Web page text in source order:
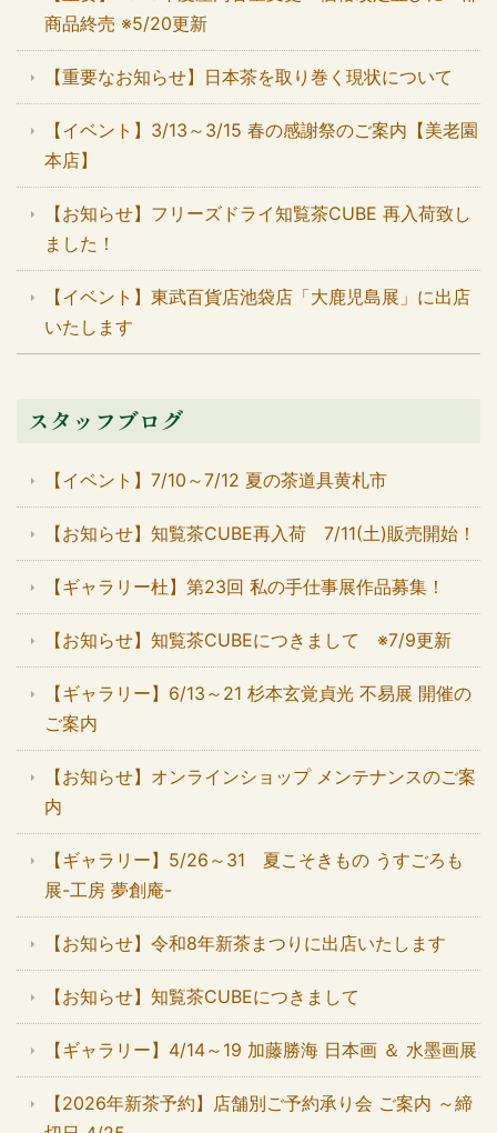
商品終売 ※5/20更新
【重要なお知らせ】日本茶を取り巻く現状について
【イベント】3/13～3/15 春の感謝祭のご案内【美老園
本店】
【お知らせ】フリーズドライ知覧茶CUBE 再入荷致し
ました！
【イベント】東武百貨店池袋店「大鹿児島展」に出店
いたします
スタッフブログ
【イベント】7/10～7/12 夏の茶道具黄札市
【お知らせ】知覧茶CUBE再入荷 7/11(土)販売開始！
【ギャラリー杜】第23回 私の手仕事展作品募集！
【お知らせ】知覧茶CUBEにつきまして ※7/9更新
【ギャラリー】6/13～21 杉本玄覚貞光 不易展 開催の
ご案内
【お知らせ】オンラインショップ メンテナンスのご案
内
【ギャラリー】5/26～31 夏こそきもの うすごろも
展-工房 夢創庵-
【お知らせ】令和8年新茶まつりに出店いたします
【お知らせ】知覧茶CUBEにつきまして
【ギャラリー】4/14～19 加藤勝海 日本画 ＆ 水墨画展
【2026年新茶予約】店舗別ご予約承り会 ご案内 ～締